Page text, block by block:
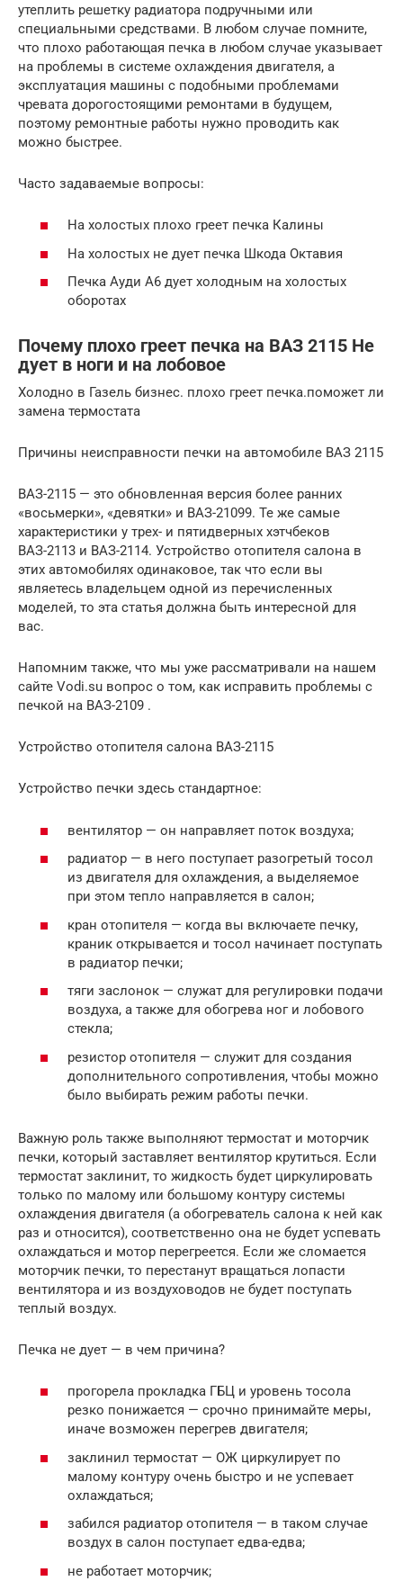
утеплить решетку радиатора подручными или
специальными средствами. В любом случае помните,
что плохо работающая печка в любом случае указывает
на проблемы в системе охлаждения двигателя, а
эксплуатация машины с подобными проблемами
чревата дорогостоящими ремонтами в будущем,
поэтому ремонтные работы нужно проводить как
можно быстрее.
Часто задаваемые вопросы:
На холостых плохо греет печка Калины
На холостых не дует печка Шкода Октавия
Печка Ауди А6 дует холодным на холостых
оборотах
Почему плохо греет печка на ВАЗ 2115 Не
дует в ноги и на лобовое
Холодно в Газель бизнес. плохо греет печка.поможет ли
замена термостата
Причины неисправности печки на автомобиле ВАЗ 2115
ВАЗ-2115 — это обновленная версия более ранних
«восьмерки», «девятки» и ВАЗ-21099. Те же самые
характеристики у трех- и пятидверных хэтчбеков
ВАЗ-2113 и ВАЗ-2114. Устройство отопителя салона в
этих автомобилях одинаковое, так что если вы
являетесь владельцем одной из перечисленных
моделей, то эта статья должна быть интересной для
вас.
Напомним также, что мы уже рассматривали на нашем
сайте Vodi.su вопрос о том, как исправить проблемы с
печкой на ВАЗ-2109 .
Устройство отопителя салона ВАЗ-2115
Устройство печки здесь стандартное:
вентилятор — он направляет поток воздуха;
радиатор — в него поступает разогретый тосол
из двигателя для охлаждения, а выделяемое
при этом тепло направляется в салон;
кран отопителя — когда вы включаете печку,
краник открывается и тосол начинает поступать
в радиатор печки;
тяги заслонок — служат для регулировки подачи
воздуха, а также для обогрева ног и лобового
стекла;
резистор отопителя — служит для создания
дополнительного сопротивления, чтобы можно
было выбирать режим работы печки.
Важную роль также выполняют термостат и моторчик
печки, который заставляет вентилятор крутиться. Если
термостат заклинит, то жидкость будет циркулировать
только по малому или большому контуру системы
охлаждения двигателя (а обогреватель салона к ней как
раз и относится), соответственно она не будет успевать
охлаждаться и мотор перегреется. Если же сломается
моторчик печки, то перестанут вращаться лопасти
вентилятора и из воздуховодов не будет поступать
теплый воздух.
Печка не дует — в чем причина?
прогорела прокладка ГБЦ и уровень тосола
резко понижается — срочно принимайте меры,
иначе возможен перегрев двигателя;
заклинил термостат — ОЖ циркулирует по
малому контуру очень быстро и не успевает
охлаждаться;
забился радиатор отопителя — в таком случае
воздух в салон поступает едва-едва;
не работает моторчик;